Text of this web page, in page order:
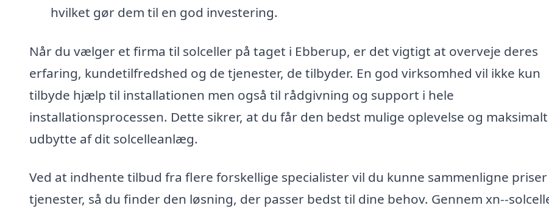
hvilket gør dem til en god investering.
Når du vælger et firma til solceller på taget i Ebberup, er det vigtigt at overveje deres
erfaring, kundetilfredshed og de tjenester, de tilbyder. En god virksomhed vil ikke kun
tilbyde hjælp til installationen men også til rådgivning og support i hele
installationsprocessen. Dette sikrer, at du får den bedst mulige oplevelse og maksimalt
udbytte af dit solcelleanlæg.
Ved at indhente tilbud fra flere forskellige specialister vil du kunne sammenligne
tjenester, så du finder den løsning, der passer bedst til dine behov. Gennem xn--